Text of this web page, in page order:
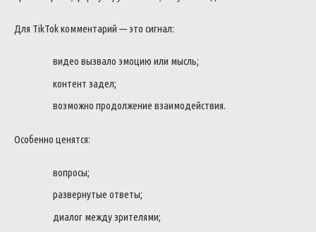
Для TikTok комментарий — это сигнал:
видео вызвало эмоцию или мысль;
контент задел;
возможно продолжение взаимодействия.
Особенно ценятся:
вопросы;
развернутые ответы;
диалог между зрителями;